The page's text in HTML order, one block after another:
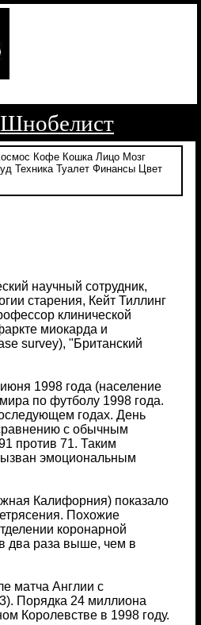
Шнобелист
Кофе Кошка Лицо Мозг
Техника Туалет Финансы
Цвет
научный сотрудник,
старения, Кейт Тиллинг
клинической
миокарда и
survey), "Британский
1998 года (население
по футболу 1998 года.
годах. День
с обычным
против 71. Таким
эмоциональным
Калифорния) показало
Похожие
коронарной
два раза выше, чем в
матча Англии с
Порядка 24 миллиона
Королевстве в 1998 году.